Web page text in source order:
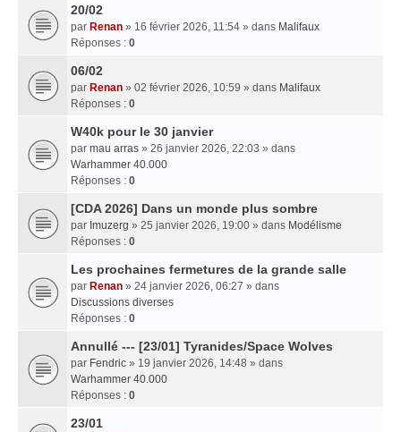
20/02
par Renan » 16 février 2026, 11:54 » dans Malifaux
Réponses : 0
06/02
par Renan » 02 février 2026, 10:59 » dans Malifaux
Réponses : 0
W40k pour le 30 janvier
par mau arras » 26 janvier 2026, 22:03 » dans
Warhammer 40.000
Réponses : 0
[CDA 2026] Dans un monde plus sombre
par Imuzerg » 25 janvier 2026, 19:00 » dans Modélisme
Réponses : 0
Les prochaines fermetures de la grande salle
par Renan » 24 janvier 2026, 06:27 » dans
Discussions diverses
Réponses : 0
Annullé --- [23/01] Tyranides/Space Wolves
par Fendric » 19 janvier 2026, 14:48 » dans
Warhammer 40.000
Réponses : 0
23/01